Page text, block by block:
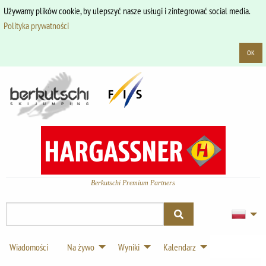
Używamy plików cookie, by ulepszyć nasze usługi i zintegrować social media.
Polityka prywatności
OK
Berkutschi Premium Partners
Wiadomości Na żywo Wyniki
Kalendarz